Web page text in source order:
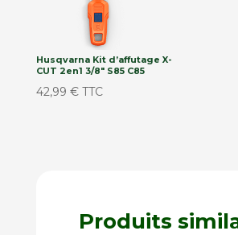
Husqvarna Kit d’affutage X-
CUT 2en1 3/8″ S85 C85
42,99 € TTC
Produits